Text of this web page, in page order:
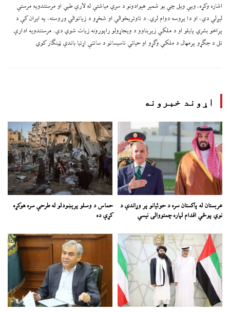
اشاره وکړه، ویې ویل چې یو شمېر هېوادونو د سرې میاشتې له لارې طبي او مرستندویه مرستې
لیږلي دي، او دا پروسه دوام لري. د تاوتریخوالي او شخړو د زیاتوالي وروسته، په ایران کې د
پراخو بشري پایلو او د ملکي زیربناوو د ویجاړولو راپورونه زیات شوي دي. مرستندویه ادارې
تل د جګړو پرمهال د ملکي وګړو او حیاتي تاسیساتو د ساتنې اړتیا باندې ټینګار کوي
اړوند خبرونه
عربستان له پاکستان سره د حوثیانو پر وړاندې د
نوي پوځي اقدام لپاره چمتووالی نیسي
حماس د وسلو پرېښودلو له طرحې سره هوکړه
کړې ده